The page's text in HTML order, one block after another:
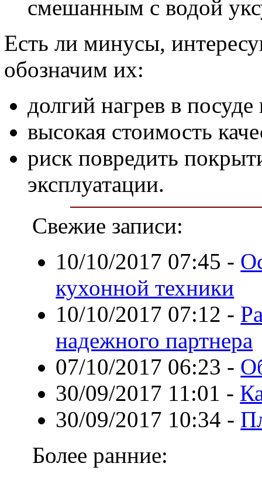
смешанным с водой
Есть ли минусы,
обозначим их:
долгий нагрев в посуде
высокая стоимость
риск повредить
эксплуатации.
Свежие записи:
10/10/2017 07:45 -
кухонной техники
10/10/2017 07:12 -
надежного партнера
07/10/2017 06:23 -
30/09/2017 11:01 -
30/09/2017 10:34 -
Более ранние: